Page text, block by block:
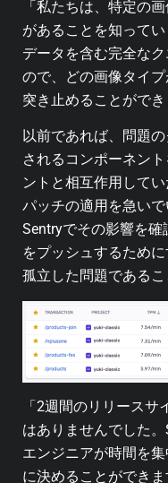
「私たちは、特定の
があることを知って
データを含む完全な
ので、どの画像タイ
突き止めることがで
以前であれば、問題
されるコンポーネン
ントと相互作用して
パッチの適用を急いで
Sentryでその影響を
をプッシュするため
孤立した問題であるこ
「2週間のリリース
はありませんでした。
エンジニアが時間を
に決めることができま